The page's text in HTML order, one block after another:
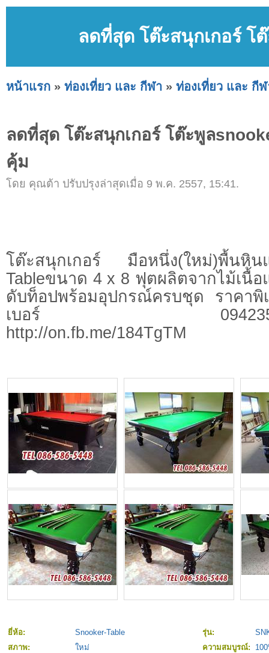
ลดที่สุด โต๊ะสนุกเกอร์
หน้าแรก » ท่องเที่ยว และ กีฬา » ท่องเที่ยว และ กี
ลดที่สุด โต๊ะสนุกเกอร์ โต๊ะพูล
คุ้ม
โดย คุณต้า ปรับปรุงล่าสุดเมื่อ 9 พ.ค. 2557, 15:41.
โต๊ะสนุกเกอร์ มือหนึ่ง(ใหม่)พื้นหิ
Tableขนาด 4 x 8 ฟุตผลิตจากไม้เนื้
ดับท็อปพร้อมอุปกรณ์ครบชุด ราคาพิ
เบอร์ 0942359424
http://on.fb.me/184TgTM
ยี่ห้อ: Snooker-Table รุ่น:
สภาพ:
ใหม่ ความสมบูรณ์: